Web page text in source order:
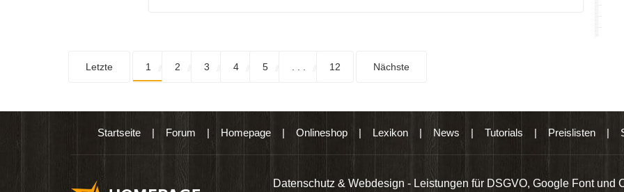
Letzte 1 2 3 4 5 12 Nächste
Startseite| Forum | Homepage| Onlineshop| Lexikon| News | Tutorials | Preislisten|
Produkten wie Ebooks & DVDs.… Datenschutz & Webdesign - Leistungen für DSGVO, Google Font und